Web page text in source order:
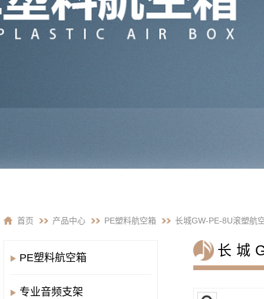
首页 产品中心 PE塑料航空箱 长城GW-PE-8U滚塑航
PE塑料航空箱
专业音频支架
长城